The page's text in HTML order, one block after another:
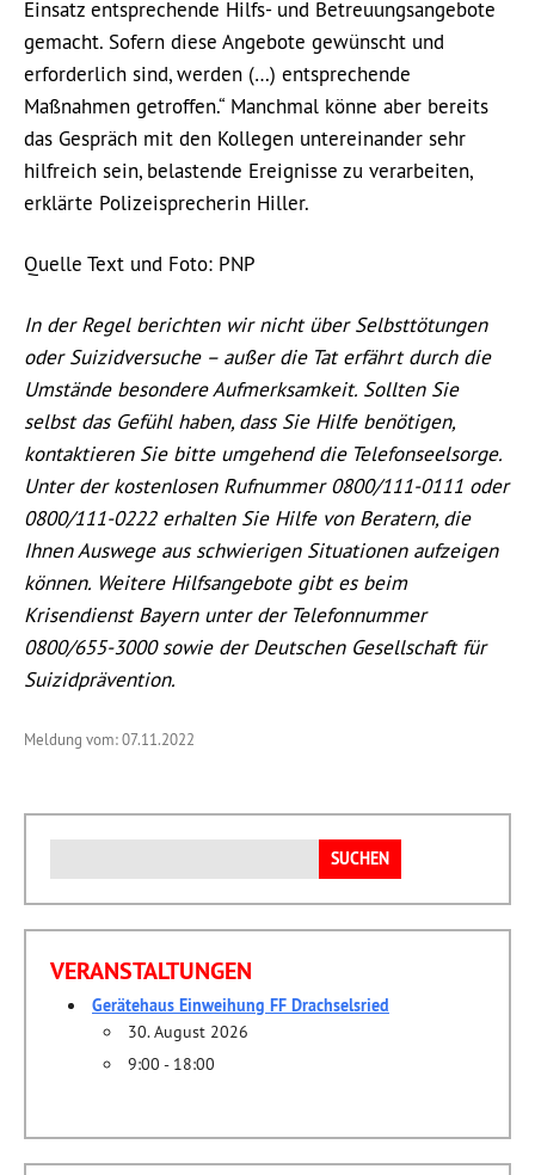
Einsatz entsprechende Hilfs- und Betreuungsangebote
gemacht. Sofern diese Angebote gewünscht und
erforderlich sind, werden (…) entsprechende
Maßnahmen getroffen.“ Manchmal könne aber bereits
das Gespräch mit den Kollegen untereinander sehr
hilfreich sein, belastende Ereignisse zu verarbeiten,
erklärte Polizeisprecherin Hiller.
Quelle Text und Foto: PNP
In der Regel berichten wir nicht über Selbsttötungen
oder Suizidversuche – außer die Tat erfährt durch die
Umstände besondere Aufmerksamkeit. Sollten Sie
selbst das Gefühl haben, dass Sie Hilfe benötigen,
kontaktieren Sie bitte umgehend die Telefonseelsorge.
Unter der kostenlosen Rufnummer 0800/111-0111 oder
0800/111-0222 erhalten Sie Hilfe von Beratern, die
Ihnen Auswege aus schwierigen Situationen aufzeigen
können. Weitere Hilfsangebote gibt es beim
Krisendienst Bayern unter der Telefonnummer
0800/655-3000 sowie der Deutschen Gesellschaft für
Suizidprävention.
Meldung vom: 07.11.2022
nach:
VERANSTALTUNGEN
Gerätehaus Einweihung FF Drachselsried
30. August 2026
9:00 - 18:00